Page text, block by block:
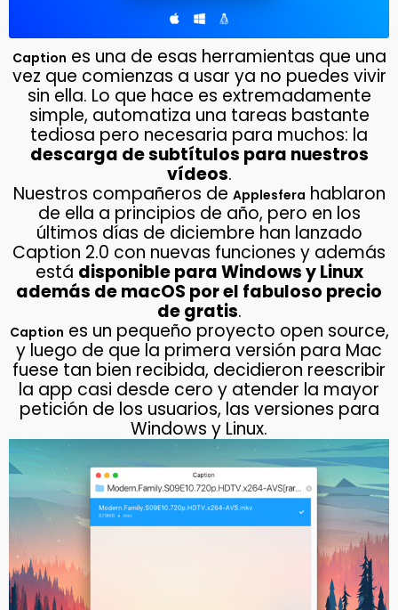
Caption es una de esas herramientas que una
vez que comienzas a usar ya no puedes vivir
sin ella. Lo que hace es extremadamente
simple, automatiza una tareas bastante
tediosa pero necesaria para muchos: la
descarga de subtítulos para nuestros
vídeos.
Nuestros compañeros de Applesfera hablaron
de ella a principios de año, pero en los
últimos días de diciembre han lanzado
Caption 2.0 con nuevas funciones y además
está disponible para Windows y Linux
además de macOS por el fabuloso precio
de gratis.
Caption es un pequeño proyecto open source,
y luego de que la primera versión para Mac
fuese tan bien recibida, decidieron reescribir
la app casi desde cero y atender la mayor
petición de los usuarios, las versiones para
Windows y Linux.